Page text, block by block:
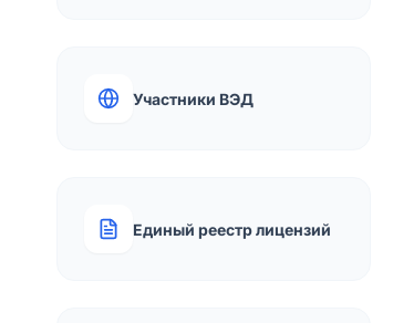
Участники ВЭД
Единый реестр лицензий